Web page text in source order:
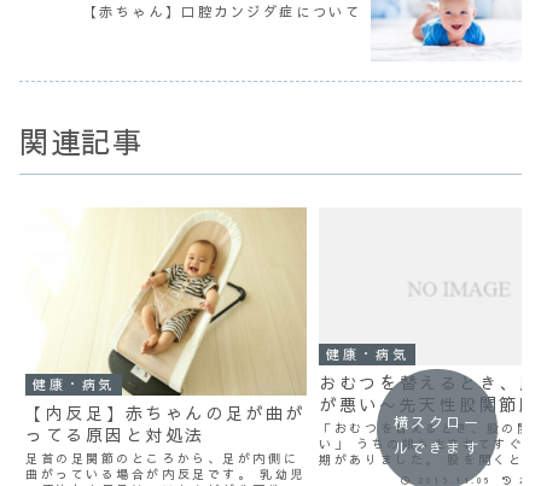
【赤ちゃん】口腔カンジダ症について
関連記事
健康・病気
【内反足】赤ちゃんの足が曲が
ってる原因と対処法
足首の足関節のところから、足が内側に
曲がっている場合が内反足です。 乳幼児
健康・病気
おむつを替えるとき、
が悪い〜先天性股関節
「おむつを替えるとき、股の開
い」 うちの娘も生まれてすぐ
期がありました。 股を開くと
くてなかなかおむつも変えられ
2015.11.06
横スクロー
ルできます